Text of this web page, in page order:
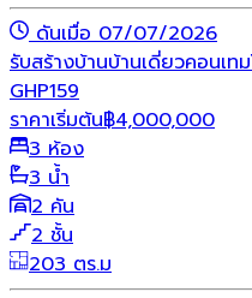
ดันเมื่อ 07/07/2026
รับสร้างบ้านบ้านเดี่ยวคอนเท
GHP159
ราคาเริ่มต้น฿4,000,000
3 ห้อง
3 น้ำ
2 คัน
2 ชั้น
203 ตร.ม